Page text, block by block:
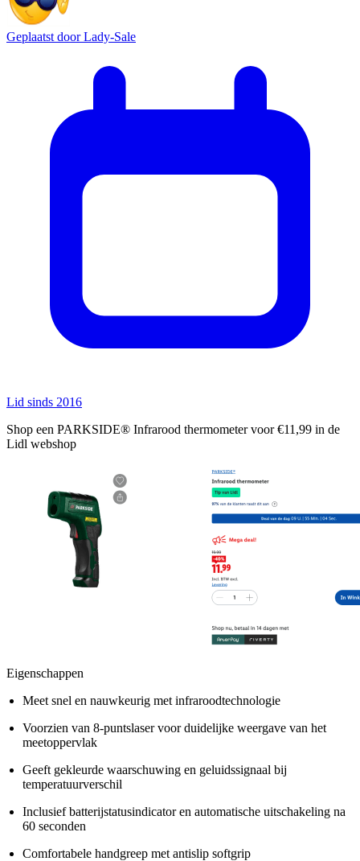
Geplaatst doorLady-Sale
Lid sinds 2016
Shop een PARKSIDE® Infrarood thermometer voor €11,99 in de
Lidl webshop
Eigenschappen
Meet snel en nauwkeurig met infraroodtechnologie
Voorzien van 8-puntslaser voor duidelijke weergave van het
meetoppervlak
Geeft gekleurde waarschuwing en geluidssignaal bij
temperatuurverschil
Inclusief batterijstatusindicator en automatische uitschakeling na
60 seconden
Comfortabele handgreep met antislip softgrip